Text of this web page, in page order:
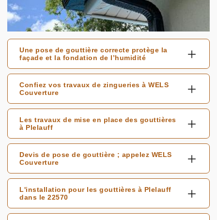
Une pose de gouttière correcte protège la
façade et la fondation de l’humidité
Confiez vos travaux de zingueries à WELS
Couverture
Les travaux de mise en place des gouttières
à Plelauff
Devis de pose de gouttière ; appelez WELS
Couverture
L'installation pour les gouttières à Plelauff
dans le 22570